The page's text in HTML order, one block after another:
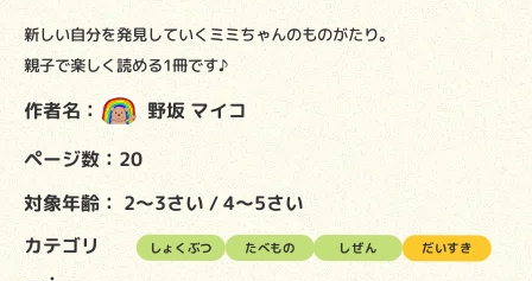
新しい自分を発見していくミミちゃんのものがたり。
親子で楽しく読める1冊です♪
作者名： 野坂 マイコ
ページ数：20
対象年齢： 2～3さい 4～5さい
カテゴリ しょくぶつ たべもの しぜん だいすき